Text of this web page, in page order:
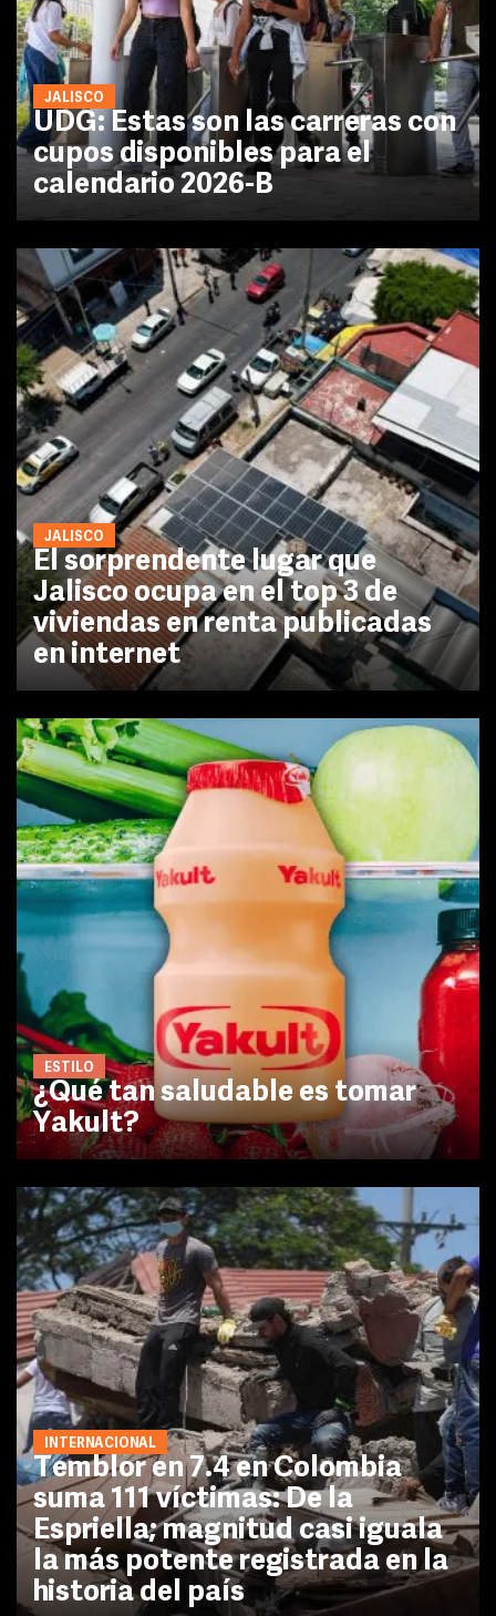
JALISCO
UDG: Estas son las carreras con
cupos disponibles para el
calendario 2026-B
JALISCO
El sorprendente lugar que
Jalisco ocupa en el top 3 de
viviendas en renta publicadas
en internet
ESTILO
¿Qué tan saludable es tomar
Yakult?
INTERNACIONAL
Temblor en 7.4 en Colombia
suma 111 víctimas: De la
Espriella; magnitud casi iguala
la más potente registrada en la
historia del país